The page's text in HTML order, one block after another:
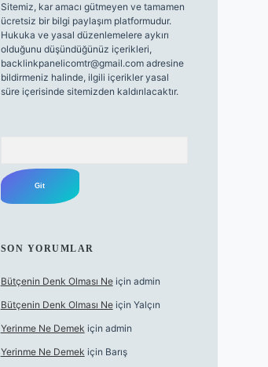
Sitemiz, kar amacı gütmeyen ve tamamen
ücretsiz bir bilgi paylaşım platformudur.
Hukuka ve yasal düzenlemelere aykırı
olduğunu düşündüğünüz içerikleri,
backlinkpanelicomtr@gmail.comadresine
bildirmeniz halinde, ilgili içerikler yasal
süre içerisinde sitemizden kaldırılacaktır.
SON YORUMLAR
Bütçenin Denk Olması Neiçin admin
Bütçenin Denk Olması Neiçin Yalçın
Yerinme Ne Demek için admin
Yerinme Ne Demek için Barış